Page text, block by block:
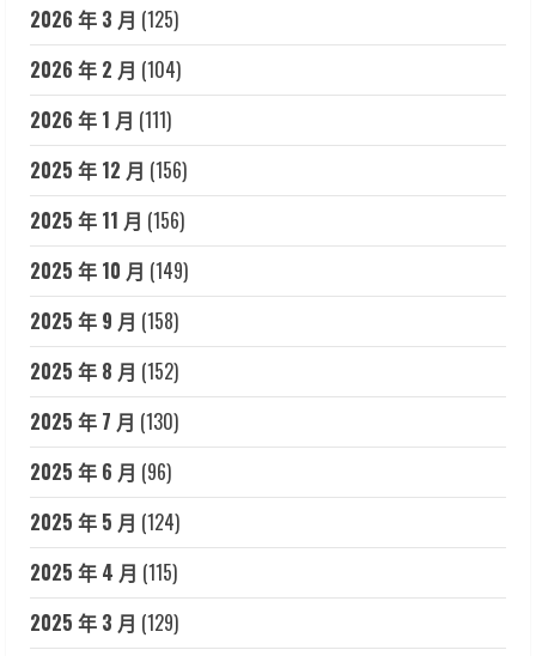
2026 年 3 月 (125)
2026 年 2 月 (104)
2026 年 1 月 (111)
2025 年 12 月 (156)
2025 年 11 月 (156)
2025 年 10 月 (149)
2025 年 9 月 (158)
2025 年 8 月 (152)
2025 年 7 月 (130)
2025 年 6 月 (96)
2025 年 5 月 (124)
2025 年 4 月 (115)
2025 年 3 月 (129)